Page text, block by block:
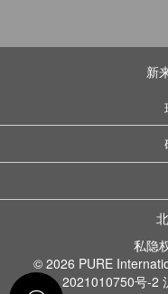
新
私隐
© 2026 PURE
2021010750号-2